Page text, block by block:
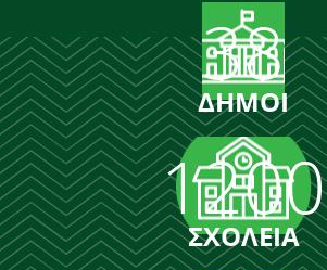
38
ΔΗΜΟΙ
1200
ΣΧΟΛΕΙΑ